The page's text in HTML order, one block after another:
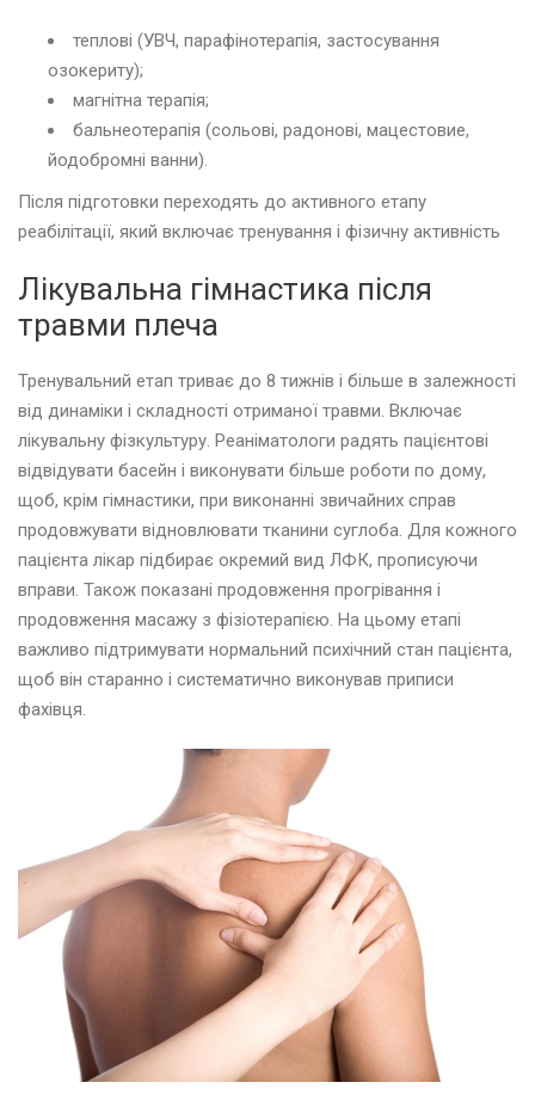
теплові (УВЧ, парафінотерапія, застосування
озокериту);
магнітна терапія;
бальнеотерапія (сольові, радонові, мацестовие,
йодобромні ванни).
Після підготовки переходять до активного етапу
реабілітації, який включає тренування і фізичну активність
Лікувальна гімнастика після
травми плеча
Тренувальний етап триває до 8 тижнів і більше в залежності
від динаміки і складності отриманої травми. Включає
лікувальну фізкультуру. Реаніматологи радять пацієнтові
відвідувати басейн і виконувати більше роботи по дому,
щоб, крім гімнастики, при виконанні звичайних справ
продовжувати відновлювати тканини суглоба. Для кожного
пацієнта лікар підбирає окремий вид ЛФК, прописуючи
вправи. Також показані продовження прогрівання і
продовження масажу з фізіотерапією. На цьому етапі
важливо підтримувати нормальний психічний стан пацієнта,
щоб він старанно і систематично виконував приписи
фахівця.